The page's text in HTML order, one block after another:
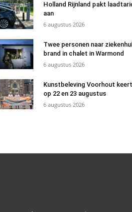
Holland Rijnland pakt
aan
6 augustus 2026
Twee personen naar
brand in chalet in Warmond
6 augustus 2026
Kunstbeleving Voorhout
op 22 en 23 augustus
6 augustus 2026